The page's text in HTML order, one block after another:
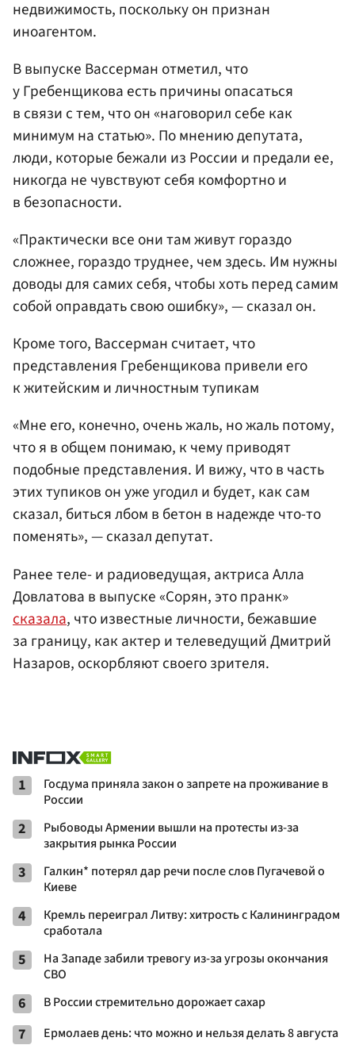
недвижимость, поскольку он признан
иноагентом.
В выпуске Вассерман отметил, что
у Гребенщикова есть причины опасаться
в связи с тем, что он «наговорил себе как
минимум на статью». По мнению депутата,
люди, которые бежали из России и предали ее,
никогда не чувствуют себя комфортно и
в безопасности.
«Практически все они там живут гораздо
сложнее, гораздо труднее, чем здесь. Им нужны
доводы для самих себя, чтобы хоть перед самим
собой оправдать свою ошибку», — сказал он.
Кроме того, Вассерман считает, что
представления Гребенщикова привели его
к житейским и личностным тупикам
«Мне его, конечно, очень жаль, но жаль потому,
что я в общем понимаю, к чему приводят
подобные представления. И вижу, что в часть
этих тупиков он уже угодил и будет, как сам
сказал, биться лбом в бетон в надежде что-то
поменять», — сказал депутат.
Ранее теле- и радиоведущая, актриса Алла
Довлатова в выпуске «Сорян, это пранк»
сказала, что известные личности, бежавшие
за границу, как актер и телеведущий Дмитрий
Назаров, оскорбляют своего зрителя.
1
Госдума приняла закон о запрете на проживание в
России
2
Рыбоводы Армении вышли на протесты из-за
закрытия рынка России
3
Галкин* потерял дар речи после слов Пугачевой о
Киеве
4
Кремль переиграл Литву: хитрость с Калининградом
сработала
5
На Западе забили тревогу из-за угрозы окончания
СВО
6 В России стремительно дорожает сахар
7 Ермолаев день: что можно и нельзя делать 8 августа